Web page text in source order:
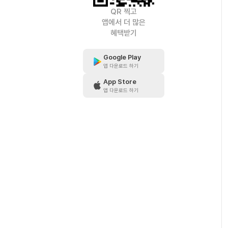
QR 찍고
앱에서 더 많은
혜택받기
Google Play
앱 다운로드 하기
App Store
앱 다운로드 하기